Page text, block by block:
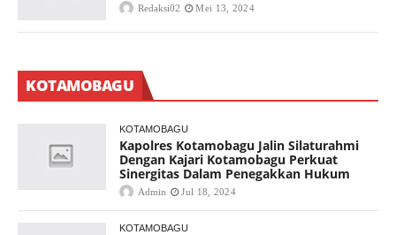
Redaksi02 Mei 13, 2024
KOTAMOBAGU
KOTAMOBAGU
Kapolres Kotamobagu Jalin Silaturahmi
Dengan Kajari Kotamobagu Perkuat
Sinergitas Dalam Penegakkan Hukum
Admin Jul 18, 2024
KOTAMOBAGU